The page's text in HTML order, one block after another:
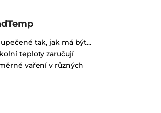
tak, jak má být...
teploty zaručují
vaření v různých